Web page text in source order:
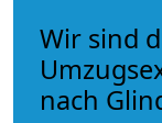
Wir sind
nach